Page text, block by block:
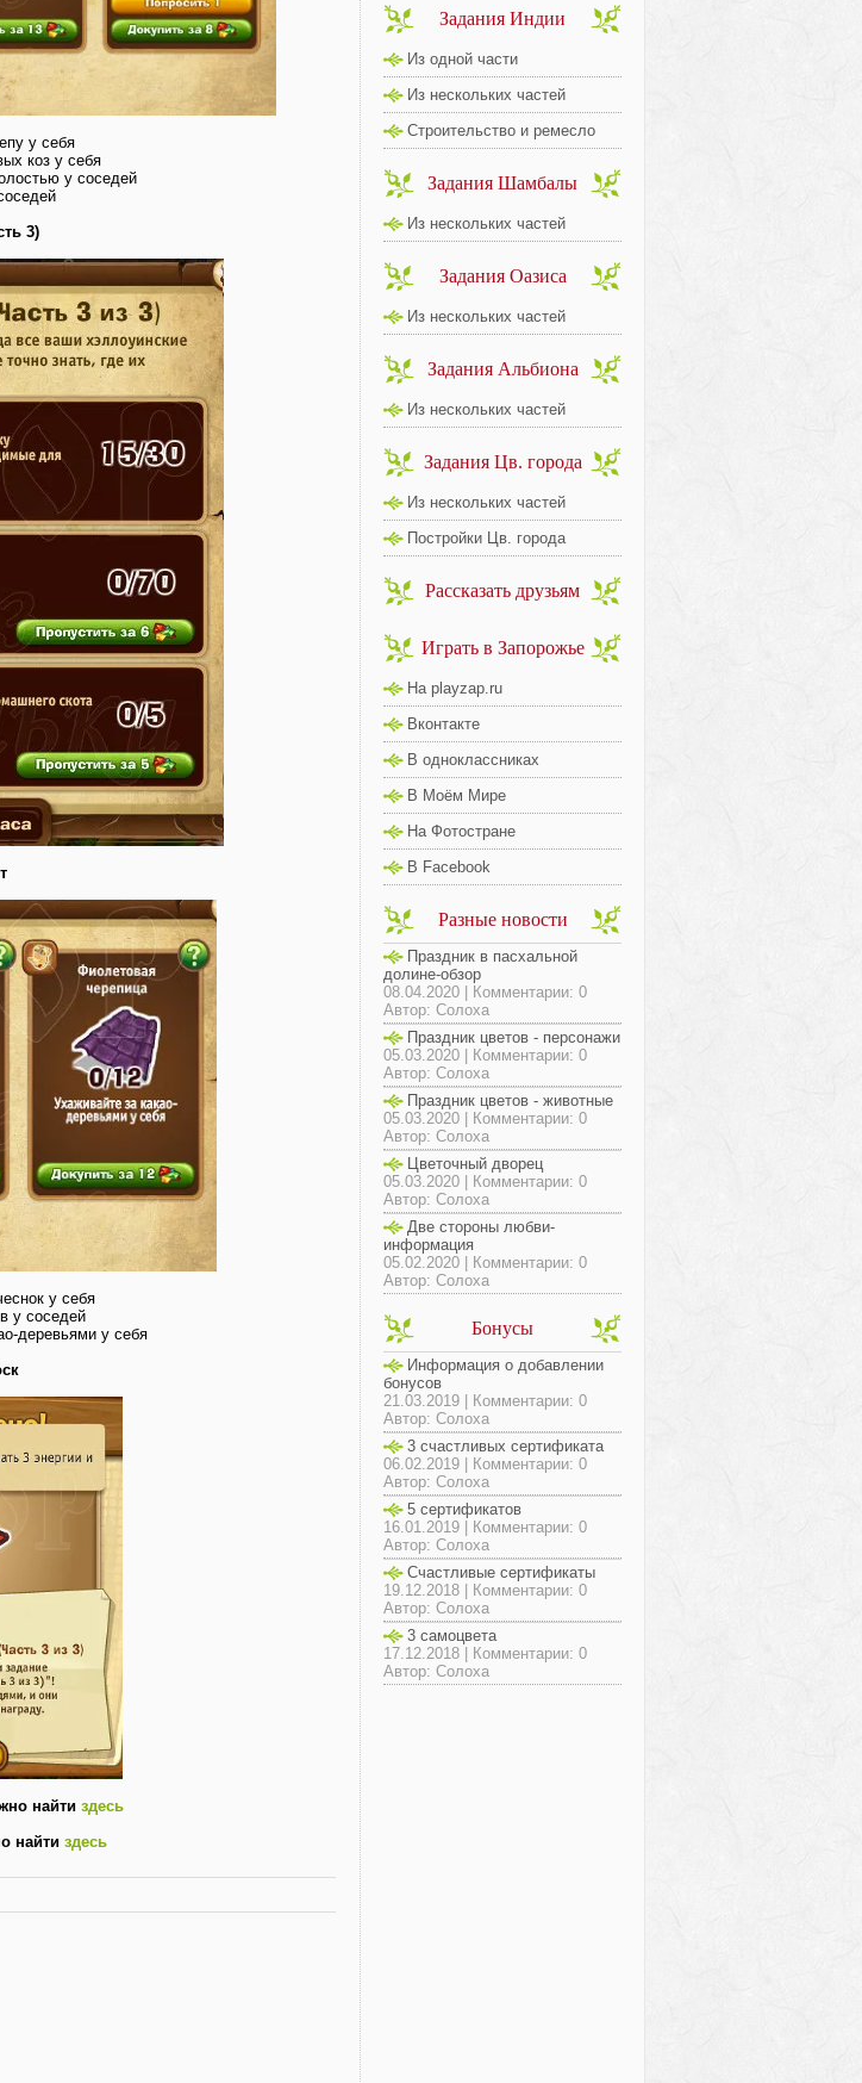
у себя
коз у себя
у соседей
3)
у себя
у соседей
деревьями у себя
найти здесь
найти здесь
Задания Индии
Из одной части
Из нескольких частей
Строительство и ремесло
Задания Шамбалы
Из нескольких частей
Задания Оазиса
Из нескольких частей
Задания Альбиона
Из нескольких частей
Задания Цв. города
Из нескольких частей
Постройки Цв. города
Рассказать друзьям
Играть в Запорожье
На playzap.ru
Вконтакте
В одноклассниках
В Моём Мире
На Фотостране
В Facebook
Разные новости
Праздник в пасхальной
долине-обзор
08.04.2020 | Комментарии: 0
Автор: Солоха
Праздник цветов - персонажи
05.03.2020 | Комментарии: 0
Автор: Солоха
Праздник цветов - животные
05.03.2020 | Комментарии: 0
Автор: Солоха
Цветочный дворец
05.03.2020 | Комментарии: 0
Автор: Солоха
Две стороны любви-
информация
05.02.2020 | Комментарии: 0
Автор: Солоха
Бонусы
Информация о добавлении
бонусов
21.03.2019 | Комментарии: 0
Автор: Солоха
3 счастливых сертификата
06.02.2019 | Комментарии: 0
Автор: Солоха
5 сертификатов
16.01.2019 | Комментарии: 0
Автор: Солоха
Счастливые сертификаты
19.12.2018 | Комментарии: 0
Автор: Солоха
3 самоцвета
17.12.2018 | Комментарии: 0
Автор: Солоха